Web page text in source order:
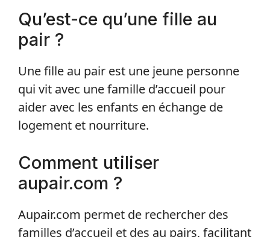
Qu’est-ce qu’une fille au
pair ?
Une fille au pair est une jeune personne
qui vit avec une famille d’accueil pour
aider avec les enfants en échange de
logement et nourriture.
Comment utiliser
aupair.com ?
Aupair.com permet de rechercher des
familles d’accueil et des au pairs, facilitant